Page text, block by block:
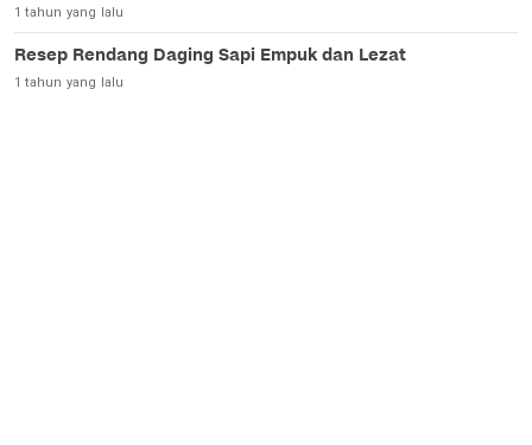
1 tahun yang lalu
Resep Rendang Daging Sapi Empuk dan Lezat
1 tahun yang lalu